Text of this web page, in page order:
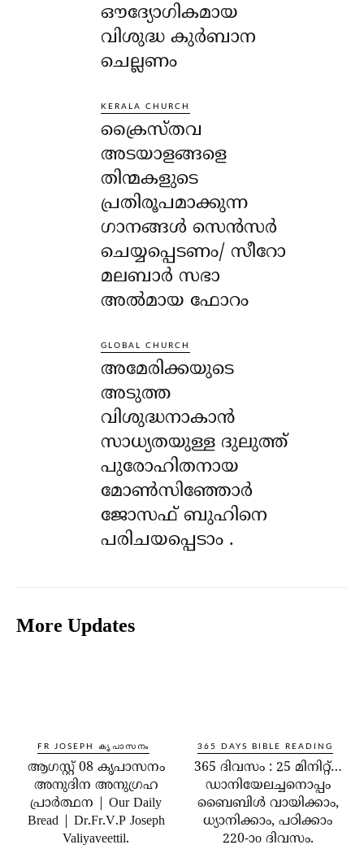
ഔദ്യോഗികമായ
വിശുദ്ധ കുർബാന
ചെല്ലണം
KERALA CHURCH
ക്രൈസ്തവ
അടയാളങ്ങളെ
തിന്മകളുടെ
പ്രതിരൂപമാക്കുന്ന
ഗാനങ്ങൾ സെൻസർ
ചെയ്യപ്പെടണം/ സീറോ
മലബാർ സഭാ
അൽമായ ഫോറം
GLOBAL CHURCH
അമേരിക്കയുടെ
അടുത്ത
വിശുദ്ധനാകാൻ
സാധ്യതയുള്ള ദുലുത്ത്
പുരോഹിതനായ
മോൺസിഞ്ഞോർ
ജോസഫ് ബുഹിനെ
പരിചയപ്പെടാം .
More Updates
FR JOSEPH കൃപാസനം
ആഗസ്റ്റ് 08 കൃപാസനം
അനുദിന അനുഗ്രഹ
പ്രാർത്ഥന | Our Daily
Bread | Dr.Fr.V.P Joseph
Valiyaveettil.
365 DAYS BIBLE READING
365 ദിവസം : 25 മിനിറ്റ്…
ഡാനിയേലച്ചനൊപ്പം
ബൈബിൾ വായിക്കാം,
ധ്യാനിക്കാം, പഠിക്കാം
220-ാo ദിവസം.